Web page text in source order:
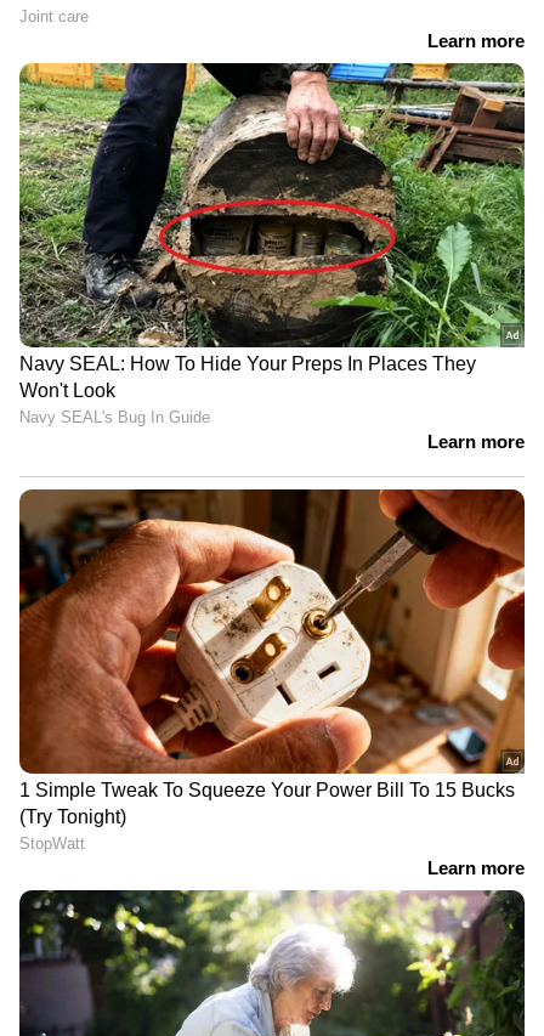
LATEST VIDEOS
ജലനിരപ്പ് കുറഞ്ഞെങ്കിലും ദുരിതം
ഒഴിയാതെ കുട്ടനാട്ടുകാര്‍; വെള്ളം
ഇറങ്ങാൻ ഇനിയും സമയമെടുക്കും
News@1PM | ഒരുമണി വാർത്ത